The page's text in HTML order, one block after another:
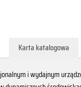
Karta katalogowa
i wydajnym